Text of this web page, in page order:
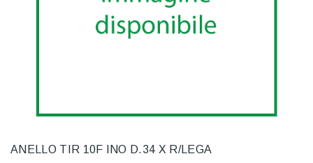
ANELLO TIR 10F INO D.34 X R/LEGA